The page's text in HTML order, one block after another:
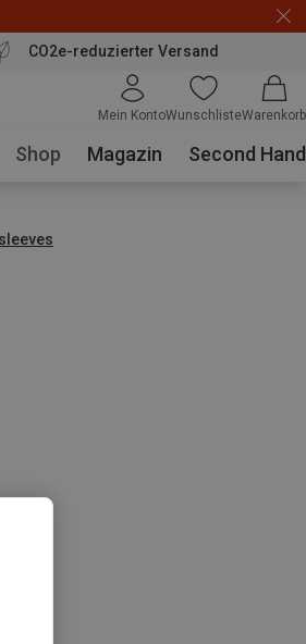
CO2e-reduzierter Versand
Mein KontoWunschlisteWarenkorb
Shop Magazin Second Hand